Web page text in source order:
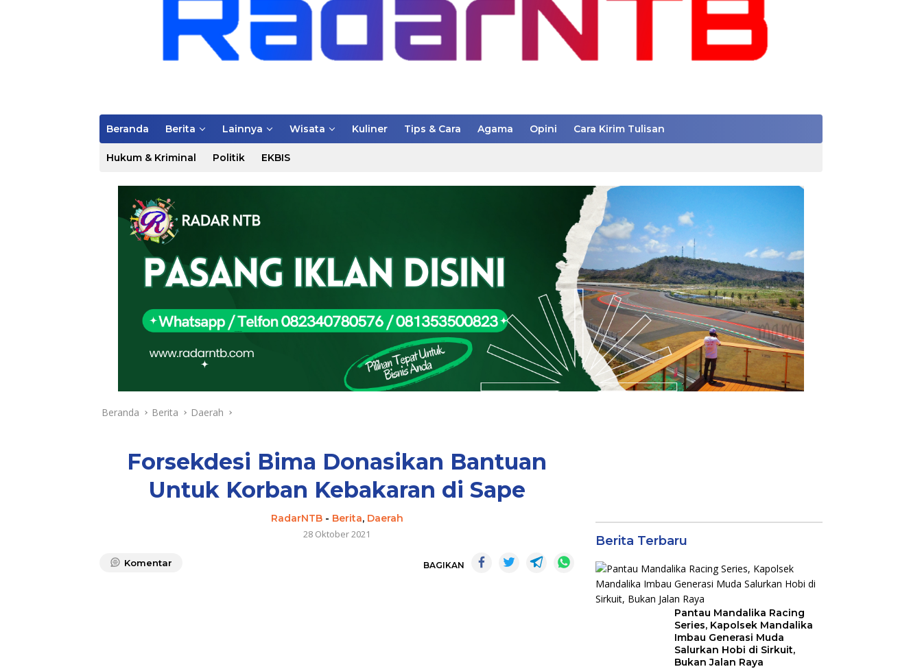
Beranda Berita Lainnya Wisata Kuliner Tips & Cara Agama Opini Cara Kirim Tulisan
Hukum & Kriminal Politik EKBIS
Beranda Berita Daerah
Forsekdesi Bima Donasikan Bantuan
Untuk Korban Kebakaran di Sape
RadarNTB- Berita, Daerah
28 Oktober 2021
Komentar BAGIKAN
Berita Terbaru
Pantau Mandalika Racing
Series, Kapolsek Mandalika
Imbau Generasi Muda
Salurkan Hobi di Sirkuit,
Bukan Jalan Raya